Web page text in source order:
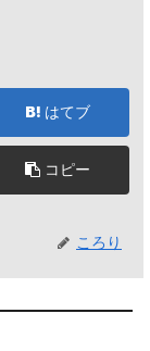
はてブ
コピー
ころり